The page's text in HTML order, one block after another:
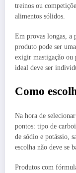
treinos ou
alimentos sólidos.
Em provas longas, a
produto pode ser
exigir mastigação ou
ideal deve ser
Como
Na hora de
pontos: tipo de
de sódio e potássio,
escolha não deve se
Produtos com